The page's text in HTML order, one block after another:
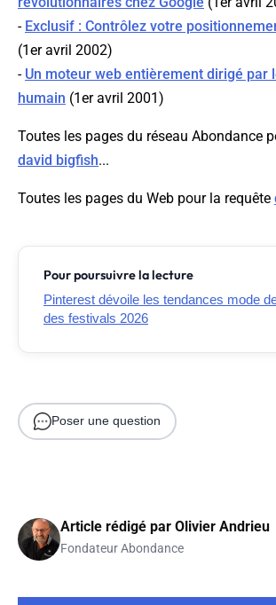
- Exclusif : Contrôlez votre
(1er avril 2002)
- Un moteur web entièrement dirigé par
humain (1er avril 2001)
Toutes les pages du réseau Abondance
david bigfish...
Toutes les pages du Web pour la requête
Pour poursuivre la lecture
Pinterest dévoile les tendances mode
des festivals 2026
Poser une question
Article rédigé par Olivier Andrieu
Fondateur Abondance